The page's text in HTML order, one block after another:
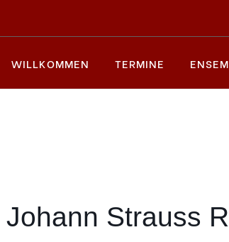
WILLKOMMEN TERMINE
Strauss